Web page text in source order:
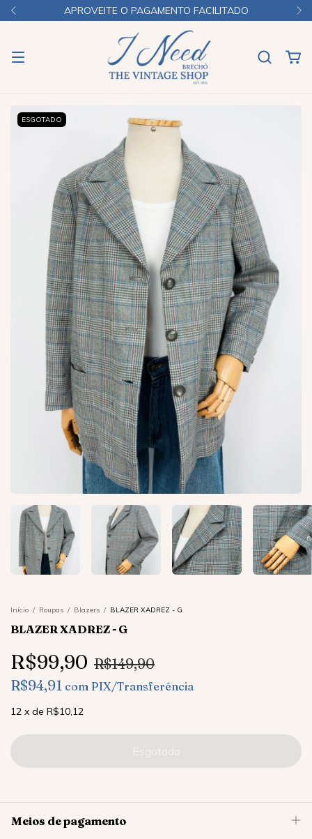
APROVEITE O PAGAMENTO FACILITADO
ESGOTADO
Início / Roupas / Blazers / BLAZER XADREZ - G
BLAZER XADREZ - G
R$99,90 R$149,90
R$94,91 com PIX/Transferência
12 x de R$10,12
Meios de pagamento